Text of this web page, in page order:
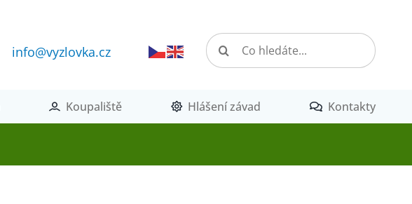
info@vyzlovka.cz
Hledat:
Koupaliště Hlášení závad Kontakty